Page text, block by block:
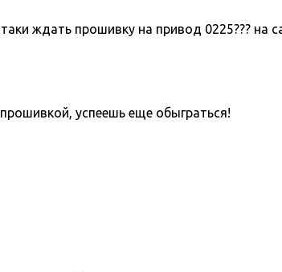
ждать прошивку на привод 0225??? на
успеешь еще обыграться!